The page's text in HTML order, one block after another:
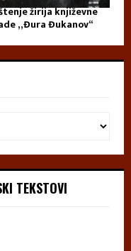
žirija književne
„Đura Đukanov“
TEKSTOVI